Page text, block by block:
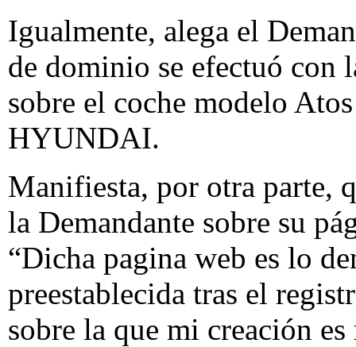
Igualmente, alega el
de dominio se efectuó con
sobre el coche modelo
HYUNDAI.
Manifiesta, por otra parte,
la Demandante sobre su
“Dicha pagina web es lo
preestablecida tras el
sobre la que mi creación